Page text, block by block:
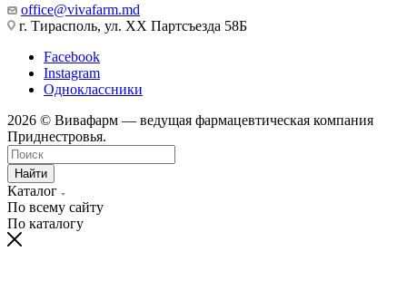
office@vivafarm.md
г. Тирасполь, ул. ХХ Партсъезда 58Б
Facebook
Instagram
Одноклассники
2026 © Вивафарм — ведущая фармацевтическая компания
Приднестровья.
Найти
Каталог
По всему сайту
По каталогу